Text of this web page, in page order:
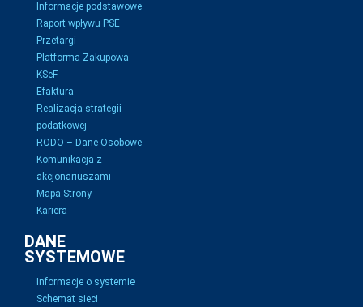
Informacje podstawowe
Raport wpływu PSE
Przetargi
Platforma Zakupowa
KSeF
Efaktura
Realizacja strategii
podatkowej
RODO – Dane Osobowe
Komunikacja z
akcjonariuszami
Mapa Strony
Kariera
DANE
SYSTEMOWE
Informacje o systemie
Schemat sieci